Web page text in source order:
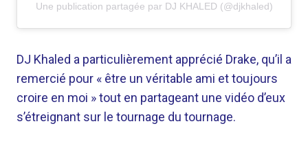
Une publication partagée par DJ KHALED (@djkhaled)
DJ Khaled a particulièrement apprécié Drake, qu’il a
remercié pour « être un véritable ami et toujours
croire en moi » tout en partageant une vidéo d’eux
s’étreignant sur le tournage du tournage.